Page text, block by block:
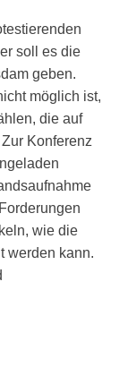
soll es die
geben.
möglich ist,
die auf
Konferenz
wie die
werden kann.